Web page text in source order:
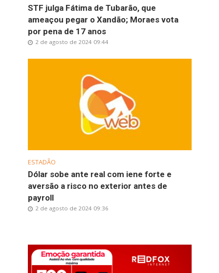
STF julga Fátima de Tubarão, que
ameaçou pegar o Xandão; Moraes vota
por pena de 17 anos
2 de agosto de 2024 09:44
ESTADÃO
Dólar sobe ante real com iene forte e
aversão a risco no exterior antes de
payroll
2 de agosto de 2024 09:36